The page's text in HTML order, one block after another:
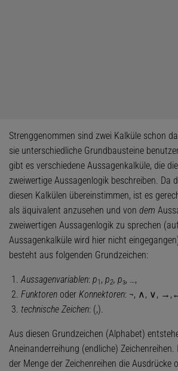
Strenggenommen sind zwei Kalküle schon
sie unterschiedliche Grundbausteine
gibt es verschiedene Aussagenkalküle, die
zweiwertige Aussagenlogik beschreiben. Da
diesen Kalkülen übereinstimmen, ist es
als äquivalent anzusehen und von dem
zweiwertigen Aussagenlogik zu sprechen
Aussagenkalküle wird hier nicht
besteht aus folgenden Grundzeichen:
Aussagenvariablen: p1 , p2, pз, …,
Funktoren oder Konnektoren: ¬, ∧, ∨,
technische Zeichen: (,).
Aus diesen Grundzeichen (Alphabet)
Aneinanderreihung (endliche)
der Menge der Zeichenreihen die Ausdrücke